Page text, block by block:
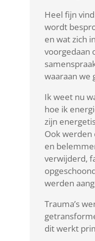
Heel fijn
wordt
en wat zich
voorgedaan
waaraan we
Ik weet nu
hoe ik
zijn
Ook werden
en
verwijderd,
werden
Trauma’s
dit werkt